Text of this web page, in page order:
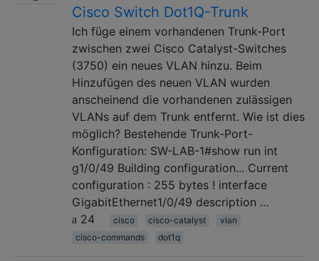
Cisco Switch Dot1Q-Trunk
Ich füge einem vorhandenen Trunk-Port
zwischen zwei Cisco Catalyst-Switches
(3750) ein neues VLAN hinzu. Beim
Hinzufügen des neuen VLAN wurden
anscheinend die vorhandenen zulässigen
VLANs auf dem Trunk entfernt. Wie ist dies
möglich? Bestehende Trunk-Port-
Konfiguration: SW-LAB-1#show run int
g1/0/49 Building configuration... Current
configuration : 255 bytes ! interface
GigabitEthernet1/0/49 description …
24
cisco cisco-catalyst
vlan
cisco-commands
dot1q